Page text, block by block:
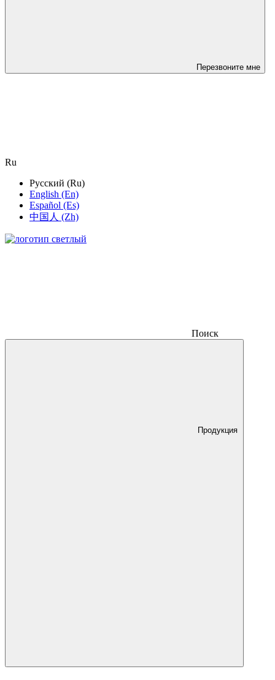
Перезвоните мне
Ru
Русский (Ru)
English (En)
Español (Es)
中国人 (Zh)
Поиск
Продукция